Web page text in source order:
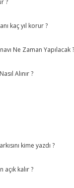
?
kaç yıl korur ?
Ne Zaman Yapılacak ?
Alınır ?
kime yazdı ?
açık kalır ?